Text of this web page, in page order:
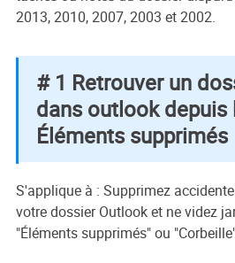
2013, 2010, 2007, 2003 et 2002.
# 1 Retrouver un
dans outlook depuis
Éléments supprimés
S'applique à : Supprimez
votre dossier Outlook et ne videz
"Éléments supprimés" ou